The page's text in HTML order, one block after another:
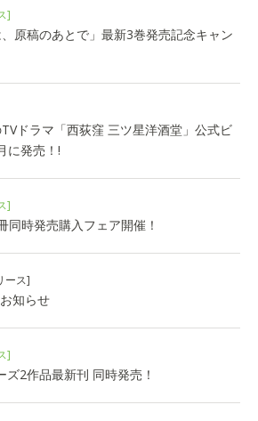
]
、原稿のあとで」最新3巻発売記念キャン
ドラマ「西荻窪 三ツ星洋酒堂」公式ビ
に発売！!
]
同時発売購入フェア開催！
ース]
知らせ
]
ズ2作品最新刊 同時発売！